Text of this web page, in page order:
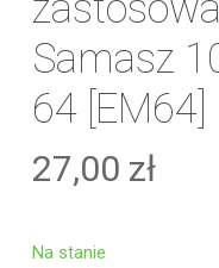
Samasz
64 [EM64]
27,00 zł
Na stanie